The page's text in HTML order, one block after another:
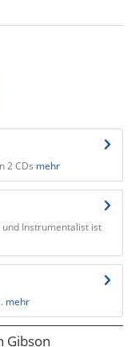
2 CDs mehr
und Instrumentalist ist
mehr
Gibson